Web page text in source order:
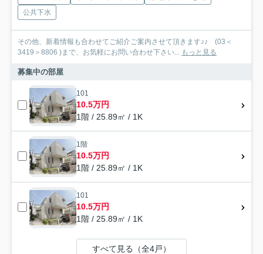
公共下水
その他、新着情報も合わせてご紹介ご案内させて頂きます♪♪ (03＜
3419＞8806 )まで、お気軽にお問い合わせ下さい... もっと見る
募集中の部屋
101
10.5万円
1階 / 25.89㎡ / 1K
1階
10.5万円
1階 / 25.89㎡ / 1K
101
10.5万円
1階 / 25.89㎡ / 1K
すべて見る（全4戸）